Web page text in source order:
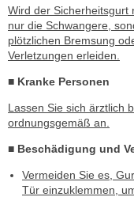
Wird der Sicherheitsgurt
nur die Schwangere,
plötzlichen Bremsung
Verletzungen erleiden.
■ Kranke Personen
Lassen Sie sich ärztlich
ordnungsgemäß an.
■ Beschädigung und
Vermeiden Sie es,
Tür einzuklemmen,